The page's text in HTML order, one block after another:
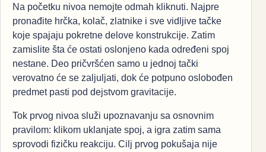
Na početku nivoa nemojte odmah kliknuti. Najpre
pronađite hrčka, kolač, zlatnike i sve vidljive tačke
koje spajaju pokretne delove konstrukcije. Zatim
zamislite šta će ostati oslonjeno kada određeni spoj
nestane. Deo pričvršćen samo u jednoj tački
verovatno će se zaljuljati, dok će potpuno oslobođen
predmet pasti pod dejstvom gravitacije.
Tok prvog nivoa služi upoznavanju sa osnovnim
pravilom: klikom uklanjate spoj, a igra zatim sama
sprovodi fizičku reakciju. Cilj prvog pokušaja nije